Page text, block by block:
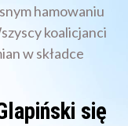
hamowaniu
koalicjanci
w składce
się